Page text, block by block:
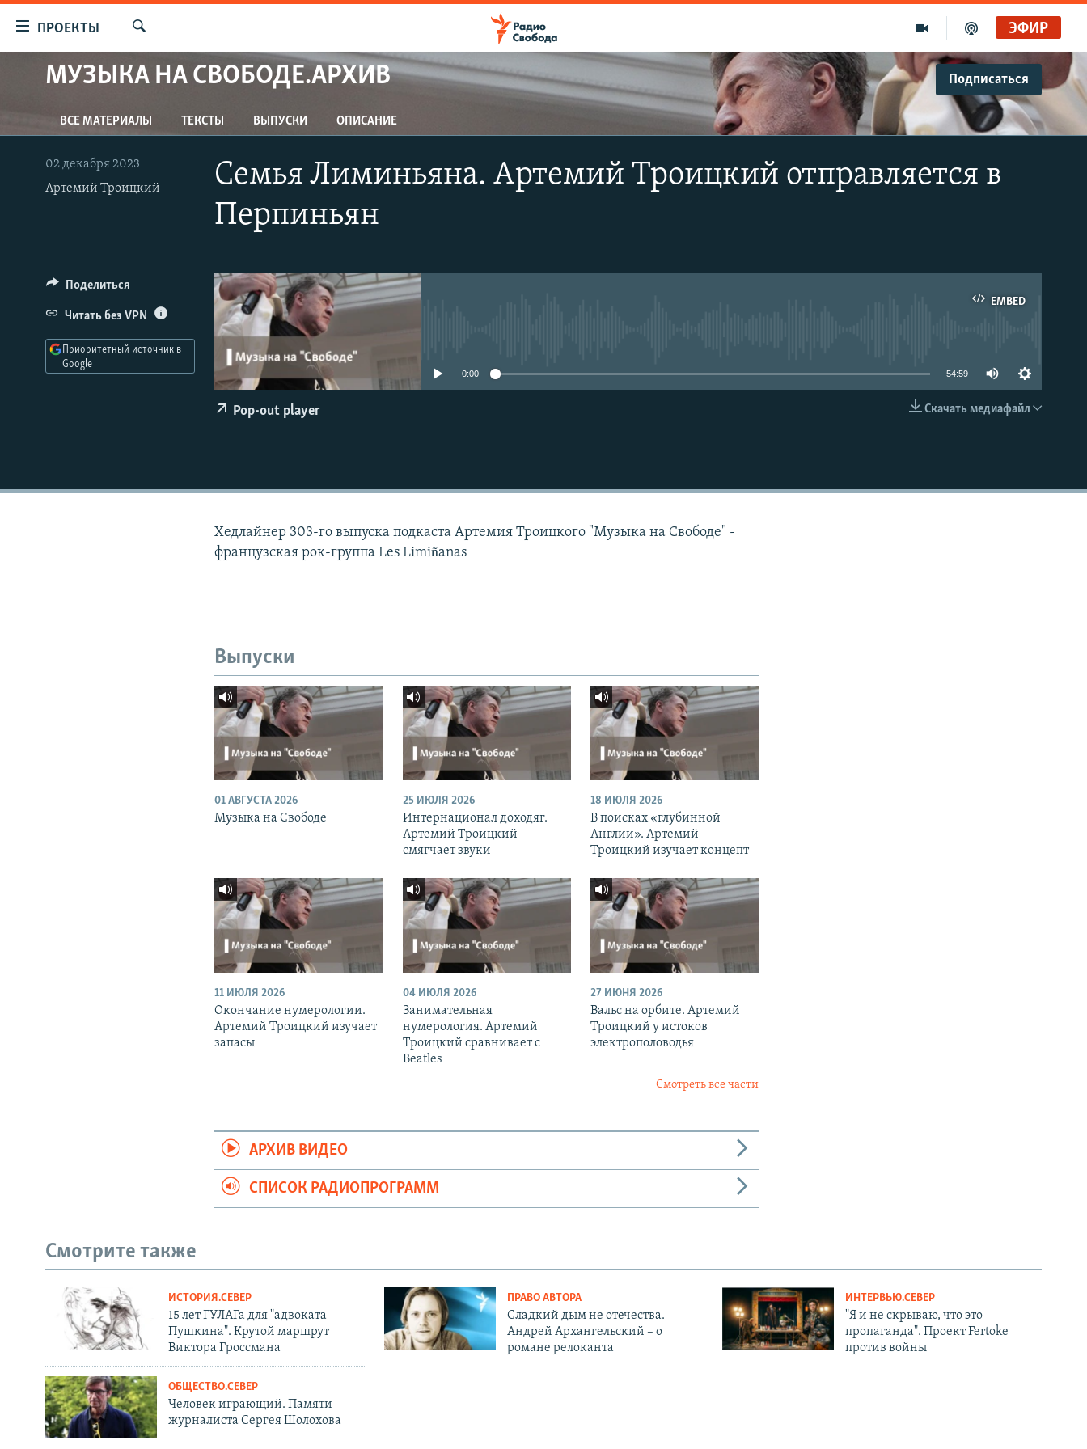
упрощенного
Вернуться
к
основному
содержанию
Вернутся
Вернутся
ПРОЕКТЫ
ПРОГРАММЫ
АВТОРСКИЕ ПРОЕКТЫ
ЦИТАТЫ СВОБОДЫ
МНЕНИЯ
IDEL.РЕАЛИИ
КАВКАЗ.РЕАЛИИ
СЕВЕР.РЕАЛИИ
СИБИРЬ.РЕАЛИИ
РАСПИСАНИЕ ВЕЩАНИЯ
ЭФИР
МУЗЫКА НА СВОБОДЕ.АРХИВ Подписаться
Apple Podcasts
ВСЕ МАТЕРИАЛЫ ТЕКСТЫ ВЫПУСКИ ОПИСАНИЕ
Семья Лиминьяна. Артемий Троицкий отправляется в
Перпиньян
02 декабря 2023
Артемий Троицкий
EMBED
EMBED
0:00 54:59
Скачать медиафайл
Pop-out player
Поделиться
Читать без VPN
Приоритетный источник в
Google
Хедлайнер 303-го выпуска подкаста Артемия Троицкого "Музыка на Свободе" -
французская рок-группа Les Limiñanas
Выпуски
01 АВГУСТА 2026
Музыка на Свободе
25 ИЮЛЯ 2026
Интернационал доходяг.
Артемий Троицкий
смягчает звуки
18 ИЮЛЯ 2026
В поисках «глубинной
Англии». Артемий
Троицкий изучает концепт
11 ИЮЛЯ 2026
Окончание нумерологии.
Артемий Троицкий изучает
запасы
04 ИЮЛЯ 2026
Занимательная
нумерология. Артемий
Троицкий сравнивает с
Beatles
27 ИЮНЯ 2026
Вальс на орбите. Артемий
Троицкий у истоков
электрополоводья
Смотреть все части
АРХИВ ВИДЕО
СПИСОК РАДИОПРОГРАММ
Смотрите также
ИСТОРИЯ.СЕВЕР
15 лет ГУЛАГа для "адвоката
Пушкина". Крутой маршрут
Виктора Гроссмана
ПРАВО АВТОРА
Сладкий дым не отечества.
Андрей Архангельский – о
романе релоканта
ИНТЕРВЬЮ.СЕВЕР
"Я и не скрываю, что это
пропаганда". Проект Fertoke
против войны
ОБЩЕСТВО.СЕВЕР
Человек играющий. Памяти
журналиста Сергея Шолохова